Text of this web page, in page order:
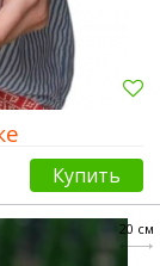
Купить
20 см